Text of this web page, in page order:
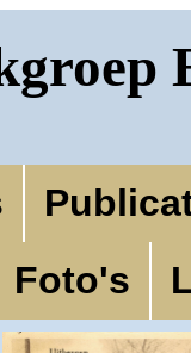
Foto's